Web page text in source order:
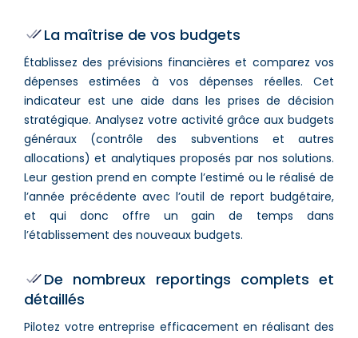
La maîtrise de vos budgets
Établissez des prévisions financières et comparez vos
dépenses estimées à vos dépenses réelles. Cet
indicateur est une aide dans les prises de décision
stratégique. Analysez votre activité grâce aux budgets
généraux (contrôle des subventions et autres
allocations) et analytiques proposés par nos solutions.
Leur gestion prend en compte l’estimé ou le réalisé de
l’année précédente avec l’outil de report budgétaire,
et qui donc offre un gain de temps dans
l’établissement des nouveaux budgets.
De nombreux reportings complets et
détaillés
Pilotez votre entreprise efficacement en réalisant des